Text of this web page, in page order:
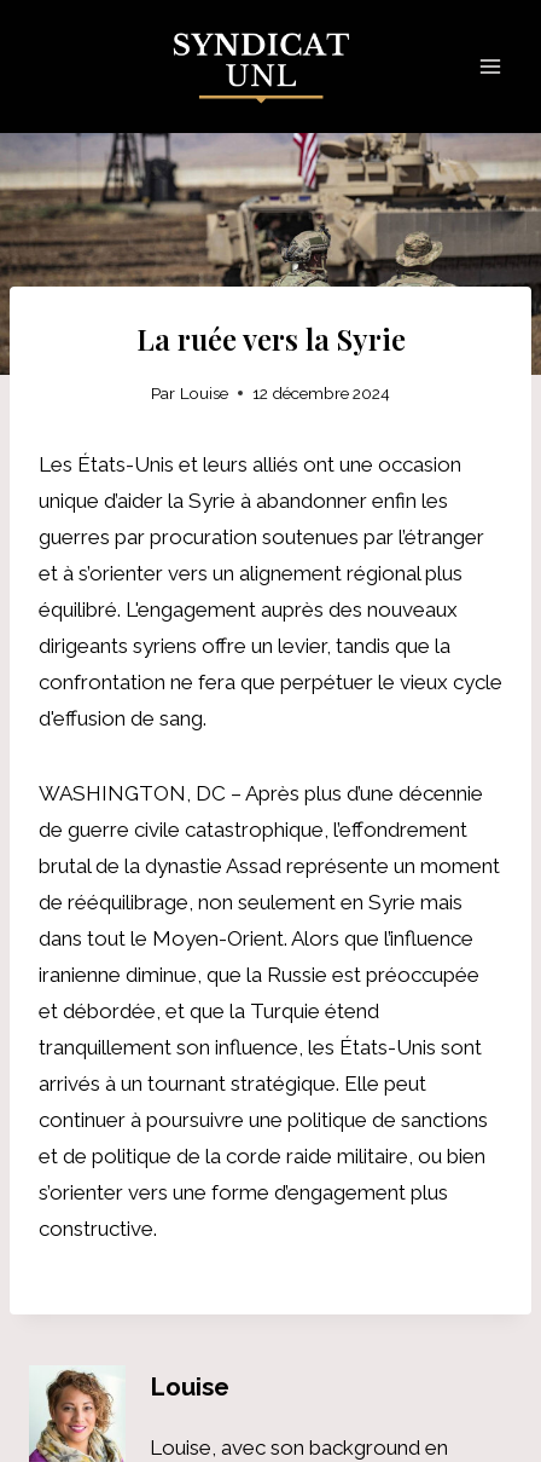
La ruée vers la Syrie
Par Louise 12 décembre 2024
Les États-Unis et leurs alliés ont une occasion
unique d’aider la Syrie à abandonner enfin les
guerres par procuration soutenues par l’étranger
et à s’orienter vers un alignement régional plus
équilibré. L'engagement auprès des nouveaux
dirigeants syriens offre un levier, tandis que la
confrontation ne fera que perpétuer le vieux cycle
d'effusion de sang.
WASHINGTON, DC – Après plus d’une décennie
de guerre civile catastrophique, l’effondrement
brutal de la dynastie Assad représente un moment
de rééquilibrage, non seulement en Syrie mais
dans tout le Moyen-Orient. Alors que l’influence
iranienne diminue, que la Russie est préoccupée
et débordée, et que la Turquie étend
tranquillement son influence, les États-Unis sont
arrivés à un tournant stratégique. Elle peut
continuer à poursuivre une politique de sanctions
et de politique de la corde raide militaire, ou bien
s’orienter vers une forme d’engagement plus
constructive.
Louise
Louise, avec son background en